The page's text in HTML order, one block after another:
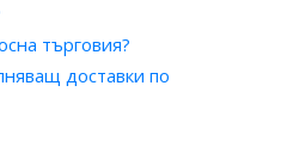
служба?
транспорт?
търговия?
доставки по